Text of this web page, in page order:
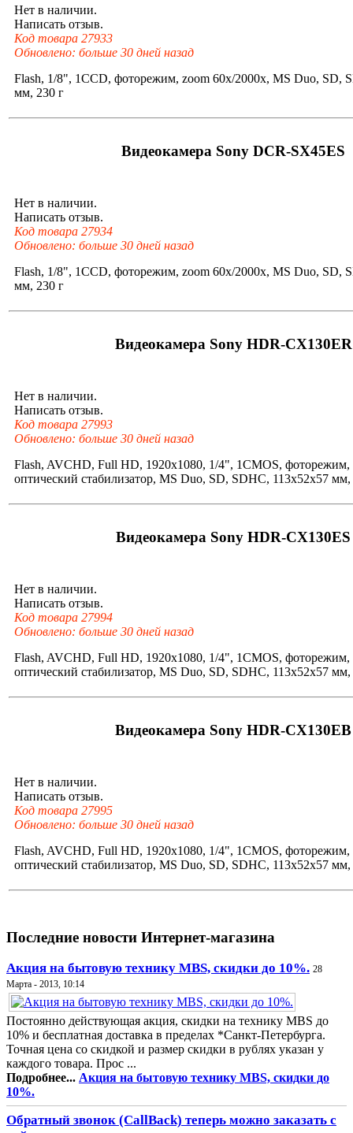
Нет в наличии.
Написать отзыв.
Код товара 27933
Обновлено: больше 30 дней назад
Flash, 1/8", 1CCD, фоторежим, zoom 60x/2000x, MS Duo, SD,
мм, 230 г
Видеокамера Sony DCR-SX45ES
Нет в наличии.
Написать отзыв.
Код товара 27934
Обновлено: больше 30 дней назад
Flash, 1/8", 1CCD, фоторежим, zoom 60x/2000x, MS Duo, SD,
мм, 230 г
Видеокамера Sony HDR-CX130ER
Нет в наличии.
Написать отзыв.
Код товара 27993
Обновлено: больше 30 дней назад
Flash, AVCHD, Full HD, 1920x1080, 1/4", 1CMOS, фоторежим,
оптический стабилизатор, MS Duo, SD, SDHC, 113x52x57 мм,
Видеокамера Sony HDR-CX130ES
Нет в наличии.
Написать отзыв.
Код товара 27994
Обновлено: больше 30 дней назад
Flash, AVCHD, Full HD, 1920x1080, 1/4", 1CMOS, фоторежим,
оптический стабилизатор, MS Duo, SD, SDHC, 113x52x57 мм,
Видеокамера Sony HDR-CX130EB
Нет в наличии.
Написать отзыв.
Код товара 27995
Обновлено: больше 30 дней назад
Flash, AVCHD, Full HD, 1920x1080, 1/4", 1CMOS, фоторежим,
оптический стабилизатор, MS Duo, SD, SDHC, 113x52x57 мм,
Последние новости Интернет-магазина
Акция на бытовую технику MBS, скидки до 10%. 28
Марта - 2013, 10:14
Постоянно действующая акция, скидки на технику MBS до
10% и бесплатная доставка в пределах *Санкт-Петербурга.
Точная цена со скидкой и размер скидки в рублях указан у
каждого товара. Прос ...
Подробнее... Акция на бытовую технику MBS, скидки до
10%.
Обратный звонок (CallBack) теперь можно заказать с